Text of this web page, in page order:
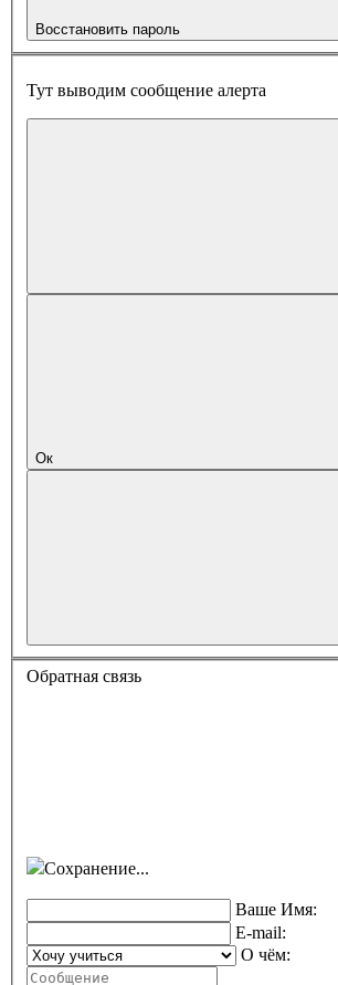
Восстановить пароль
Тут выводим сообщение алерта
Ок
Обратная связь
Сохранение...
Ваше Имя:
E-mail:
О чём: